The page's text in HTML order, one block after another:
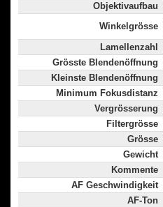
Objektivaufbau
Winkelgrösse
Lamellenzahl
Grösste Blendenöffnung
Kleinste Blendenöffnung
Minimum Fokusdistanz
Vergrösserung
Filtergrösse
Grösse
Gewicht
Kommente
AF Geschwindigkeit
AF-Ton